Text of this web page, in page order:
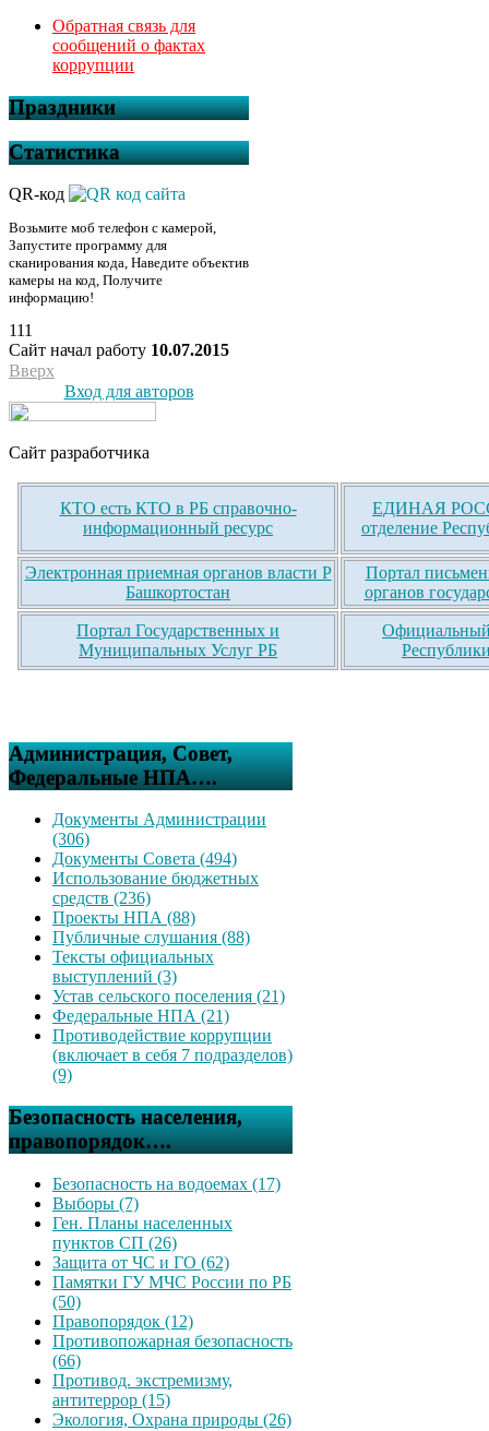
Обратная связь для
сообщений о фактах
коррупции
Праздники
Статистика
QR-код
Возьмите моб телефон с камерой,
Запустите программу для
сканирования кода, Наведите объектив
камеры на код, Получите
информацию!
111
Сайт начал работу 10.07.2015
Вверх
Вход для авторов
Сайт разработчика
КТО есть КТО в РБ справочно-
информационный ресурс
ЕДИНАЯ
отделение
Электронная приемная органов власти Р
Башкортостан
Портал
органов
Портал Государственных и
Муниципальных Услуг РБ
Официальный
Администрация, Совет,
Федеральные НПА….
Документы Администрации
(306)
Документы Совета (494)
Использование бюджетных
средств (236)
Проекты НПА (88)
Публичные слушания (88)
Тексты официальных
выступлений (3)
Устав сельского поселения (21)
Федеральные НПА (21)
Противодействие коррупции
(включает в себя 7 подразделов)
(9)
Безопасность населения,
правопорядок….
Безопасность на водоемах (17)
Выборы (7)
Ген. Планы населенных
пунктов СП (26)
Защита от ЧС и ГО (62)
Памятки ГУ МЧС России по РБ
(50)
Правопорядок (12)
Противопожарная безопасность
(66)
Противод. экстремизму,
антитеррор (15)
Экология, Охрана природы (26)